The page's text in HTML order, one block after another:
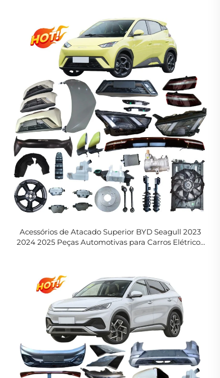
Acessórios de Atacado Superior BYD Seagull 2023
2024 2025 Peças Automotivas para Carros Elétricos